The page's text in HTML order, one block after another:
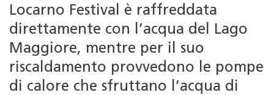
Locarno Festival è raffreddata
direttamente con l’acqua del Lago
Maggiore, mentre per il suo
riscaldamento provvedono le pompe
di calore che sfruttano l’acqua di